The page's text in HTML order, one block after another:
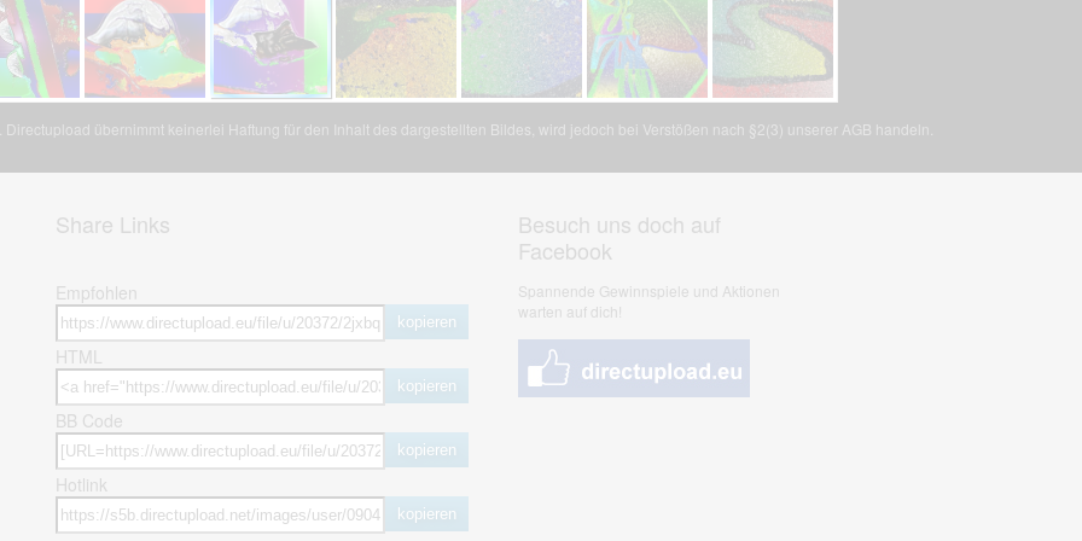
übernimmt keinerlei Haftung für den Inhalt des dargestellten Bildes, wird jedoch bei Verstößen nach §2(3) unserer AGB handeln.
Share Links
Empfohlen
kopieren
HTML
kopieren
BB Code
kopieren
Hotlink
kopieren
Besuch uns doch auf
Facebook
Spannende Gewinnspiele und Aktionen
warten auf dich!